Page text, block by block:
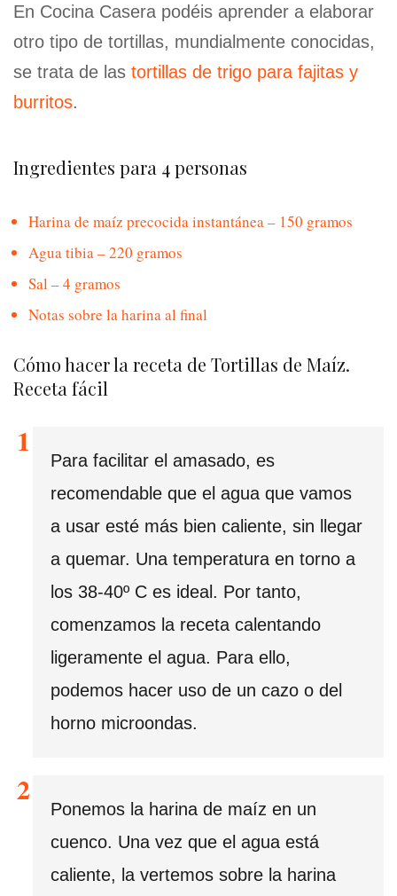
En Cocina Casera podéis aprender a elaborar
otro tipo de tortillas, mundialmente conocidas,
se trata de las tortillas de trigo para fajitas y
burritos.
Ingredientes para 4 personas
Harina de maíz precocida instantánea – 150 gramos
Agua tibia – 220 gramos
Sal – 4 gramos
Notas sobre la harina al final
Cómo hacer la receta de Tortillas de Maíz.
Receta fácil
Para facilitar el amasado, es
recomendable que el agua que vamos
a usar esté más bien caliente, sin llegar
a quemar. Una temperatura en torno a
los 38-40º C es ideal. Por tanto,
comenzamos la receta calentando
ligeramente el agua. Para ello,
podemos hacer uso de un cazo o del
horno microondas.
Ponemos la harina de maíz en un
cuenco. Una vez que el agua está
caliente, la vertemos sobre la harina